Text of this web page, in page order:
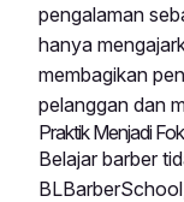
pengalaman
hanya
membagikan
pelanggan dan
Praktik Menjadi
Belajar barber